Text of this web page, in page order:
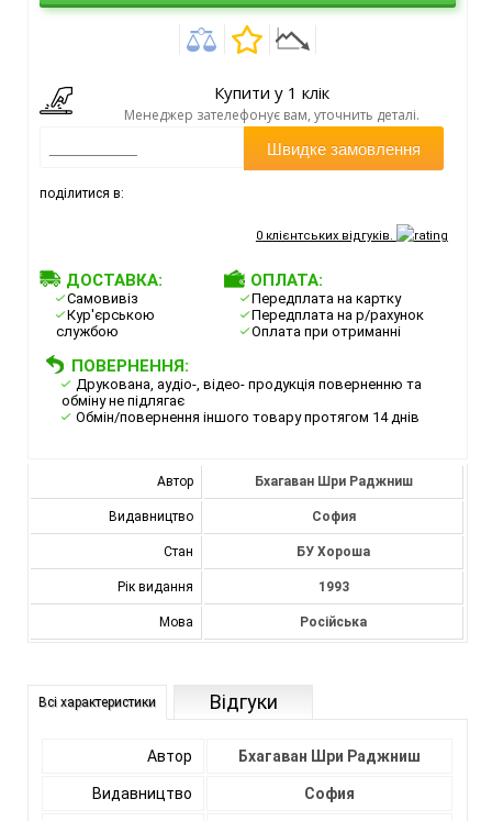
Купити у 1 клік
Менеджер зателефонує вам, уточнить деталі.
Швидке замовлення
поділитися в:
0клієнтських відгуків.
ДОСТАВКА:
Самовивіз
Кур'єрською
службою
ОПЛАТА:
Передплата на картку
Передплата на р/рахунок
Оплата при отриманні
ПОВЕРНЕННЯ:
Друкована, аудіо-, відео- продукція поверненню та
обміну не підлягає
Обмін/повернення іншого товару протягом 14 днів
Автор Бхагаван Шри Раджниш
Видавництво София
Стан БУ Хороша
Рік видання 1993
Мова Російська
Всі характеристики Відгуки
Автор Бхагаван Шри Раджниш
Видавництво София